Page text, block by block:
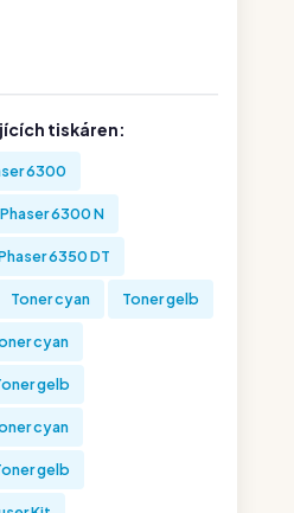
tiskáren:
6300
Phaser 6300 N
6350 DT
Toner cyan Toner gelb
cyan
gelb
cyan
gelb